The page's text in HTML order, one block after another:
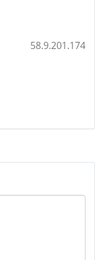
58.9.201.174